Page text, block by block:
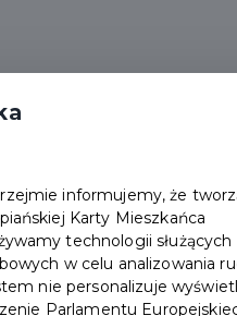
informujemy, że
Karty Mieszkańca
technologii służących
w celu analizowania
nie personalizuje
Parlamentu